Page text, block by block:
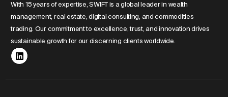
With 15 years of expertise, SWIFT is a global leader in wealth
management, real estate, digital consulting, and commodities
trading. Our commitment to excellence, trust, and innovation drives
sustainable growth for our discerning clients worldwide.